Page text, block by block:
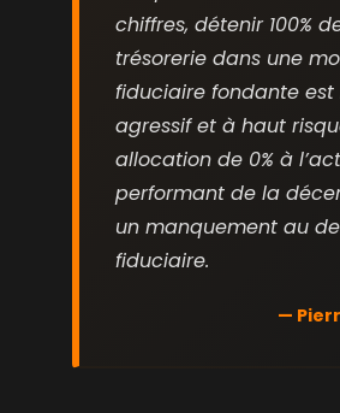
chiffres, détenir 100%
trésorerie dans une
fiduciaire fondante
agressif et à haut
allocation de 0% à
performant de la
un manquement au
fiduciaire.
—